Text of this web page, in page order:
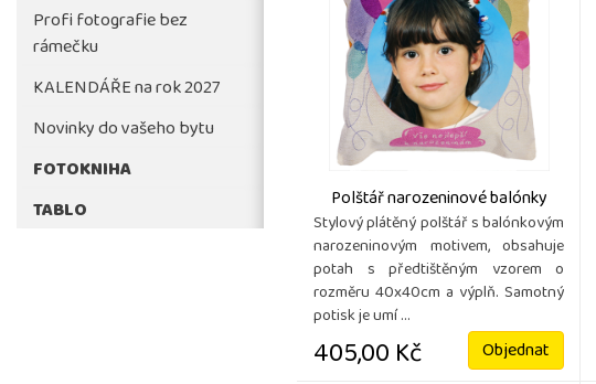
Profi fotografie bez
rámečku
KALENDÁŘE na rok 2027
Novinky do vašeho bytu
FOTOKNIHA
TABLO
Polštář narozeninové balónky
Stylový plátěný polštář s balónkovým
narozeninovým motivem, obsahuje
potah s předtištěným vzorem o
rozměru 40x40cm a výplň. Samotný
potisk je umí ...
405,00 Kč Objednat